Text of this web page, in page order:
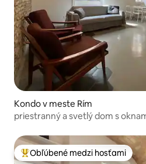
Kondo v meste Rím
priestranný a svetlý dom s
Najobľúbenejšie medzi hosťami
Obľúbené medzi hosťami